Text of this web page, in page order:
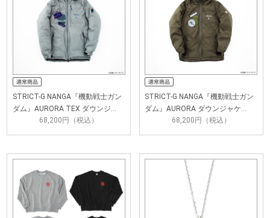
STRICT-G NANGA『機動戦士ガン
ダム』AURORA TEX ダウンジ…
68,200円（税込）
STRICT-G NANGA『機動戦士ガン
ダム』AURORA ダウンジャケ…
68,200円（税込）